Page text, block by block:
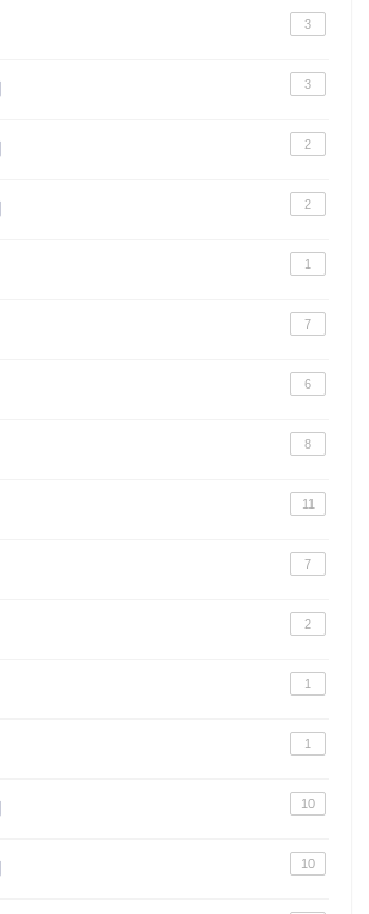
3
3
2
2
1
7
6
8
11
7
2
1
1
10
10